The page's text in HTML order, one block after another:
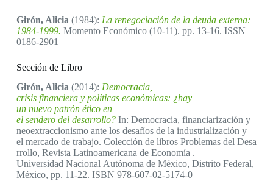
Girón, Alicia (1984): La renegociación de la deuda externa:
1984-1999. Momento Económico (10-11). pp. 13-16. ISSN
0186-2901
Sección de Libro
Girón, Alicia (2014): Democracia,
crisis financiera y políticas económicas: ¿hay
un nuevo patrón ético en
el sendero del desarrollo?In: Democracia, financiarización y
neoextraccionismo ante los desafíos de la industrialización y
el mercado de trabajo. Colección de libros Problemas del Desa
rrollo, Revista Latinoamericana de Economía .
Universidad Nacional Autónoma de México, Distrito Federal,
México, pp. 11-22. ISBN 978-607-02-5174-0